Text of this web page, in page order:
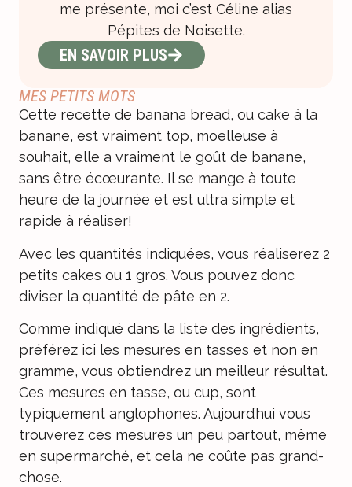
MES PETITS MOTS
Cette recette de banana bread, ou cake à la
banane, est vraiment top, moelleuse à
souhait, elle a vraiment le goût de banane,
sans être écœurante. Il se mange à toute
heure de la journée et est ultra simple et
rapide à réaliser!
Avec les quantités indiquées, vous réaliserez 2
petits cakes ou 1 gros. Vous pouvez donc
diviser la quantité de pâte en 2.
Comme indiqué dans la liste des ingrédients,
préférez ici les mesures en tasses et non en
gramme, vous obtiendrez un meilleur résultat.
Ces mesures en tasse, ou cup, sont
typiquement anglophones. Aujourd’hui vous
trouverez ces mesures un peu partout, même
en supermarché, et cela ne coûte pas grand-
chose.
me présente, moi c’est Céline alias
Pépites de Noisette.
EN SAVOIR PLUS